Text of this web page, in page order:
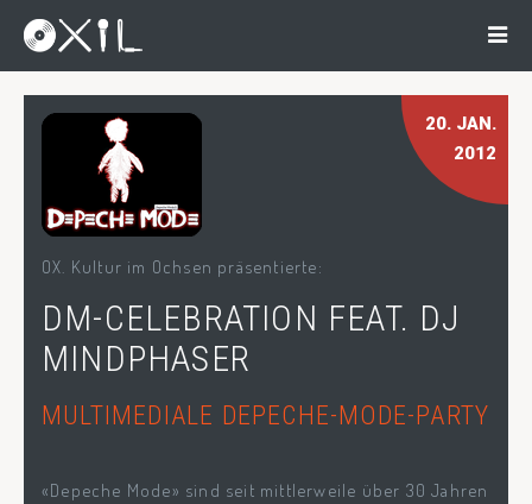
20. JAN.
2012
OX. Kultur im Ochsen präsentierte:
DM-CELEBRATION FEAT. DJ
MINDPHASER
MULTIMEDIALE DEPECHE-MODE-PARTY
«Depeche Mode» sind seit mittlerweile über 30 Jahren